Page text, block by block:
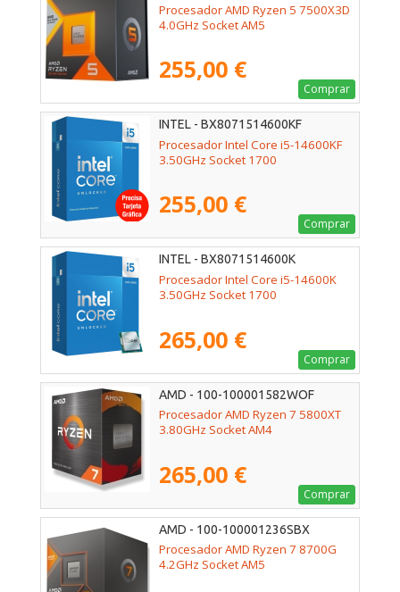
Procesador AMD Ryzen 5 7500X3D
4.0GHz Socket AM5
255,00 €
Comprar
INTEL - BX8071514600KF
Procesador Intel Core i5-14600KF
3.50GHz Socket 1700
255,00 €
Comprar
INTEL - BX8071514600K
Procesador Intel Core i5-14600K
3.50GHz Socket 1700
265,00 €
Comprar
AMD - 100-100001582WOF
Procesador AMD Ryzen 7 5800XT
3.80GHz Socket AM4
265,00 €
Comprar
AMD - 100-100001236SBX
Procesador AMD Ryzen 7 8700G
4.2GHz Socket AM5